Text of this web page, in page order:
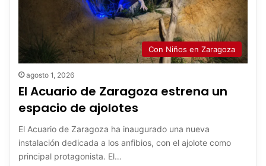
Con Niños en Zaragoza
agosto 1, 2026
El Acuario de Zaragoza estrena un
espacio de ajolotes
El Acuario de Zaragoza ha inaugurado una nueva
instalación dedicada a los anfibios, con el ajolote como
principal protagonista. El…